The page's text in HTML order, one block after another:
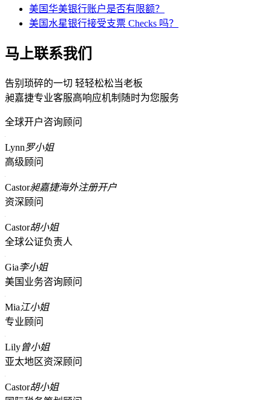
美国华美银行账户是否有限额？
美国水星银行接受支票 Checks 吗？
马上联系我们
告别琐碎的一切 轻轻松松当老板
昶嘉捷专业客服高响应机制随时为您服务
全球开户咨询顾问
Lynn罗小姐
高级顾问
Castor昶嘉捷海外注册开户
资深顾问
Castor胡小姐
全球公证负责人
Gia李小姐
美国业务咨询顾问
Mia江小姐
专业顾问
Lily曾小姐
亚太地区资深顾问
Castor胡小姐